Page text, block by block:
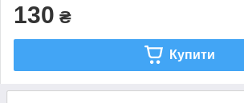
130 ₴
Купити